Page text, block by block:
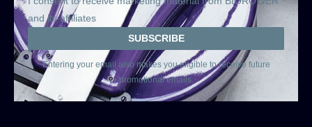
and its affiliates
Entering your email also makes you eligible to receive future
promotional emails.